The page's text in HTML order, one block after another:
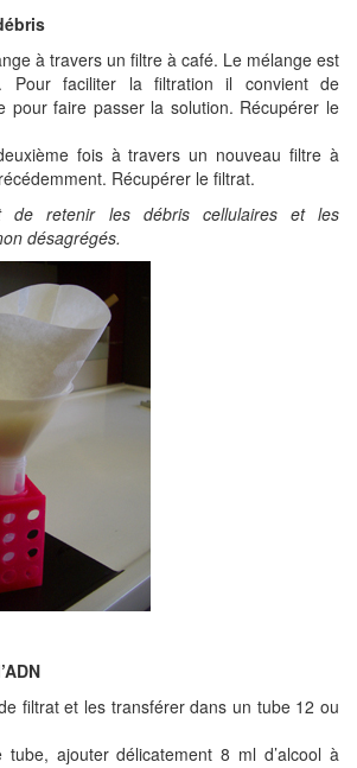
à travers un filtre à café. Le mélange est
Pour faciliter la filtration il convient de
pour faire passer la solution. Récupérer le
fois à travers un nouveau filtre à
Récupérer le filtrat.
de retenir les débris cellulaires et les
désagrégés.
filtrat et les transférer dans un tube 12 ou
tube, ajouter délicatement 8 ml d’alcool à